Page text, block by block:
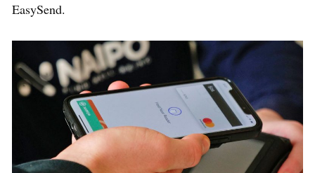
EasySend.